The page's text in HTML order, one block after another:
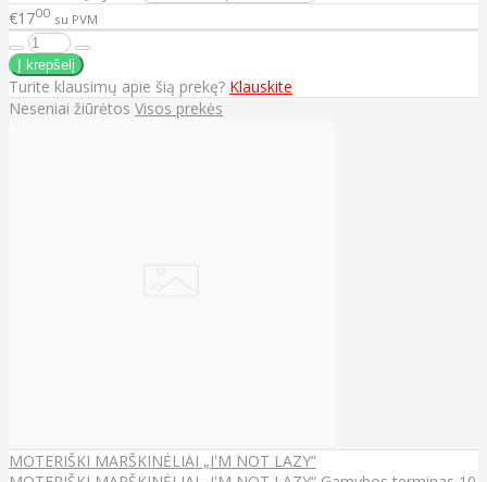
€1700 su PVM
Turite klausimų apie šią prekę? Klauskite
Neseniai žiūrėtos Visos prekės
MOTERIŠKI MARŠKINĖLIAI „I'M NOT LAZY“